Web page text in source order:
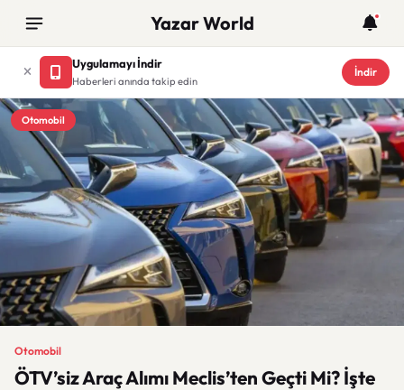
Yazar World
Uygulamayı İndir
Haberleri anında takip edin
İndir
Otomobil
Otomobil
ÖTV’siz Araç Alımı Meclis’ten Geçti Mi? İşte